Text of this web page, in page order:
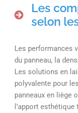
Les
selon
Les performances
du panneau, la
Les solutions en
polyvalente pour
panneaux en liège
l’apport